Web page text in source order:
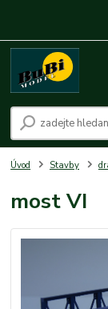
Úvod Stavby
most VI